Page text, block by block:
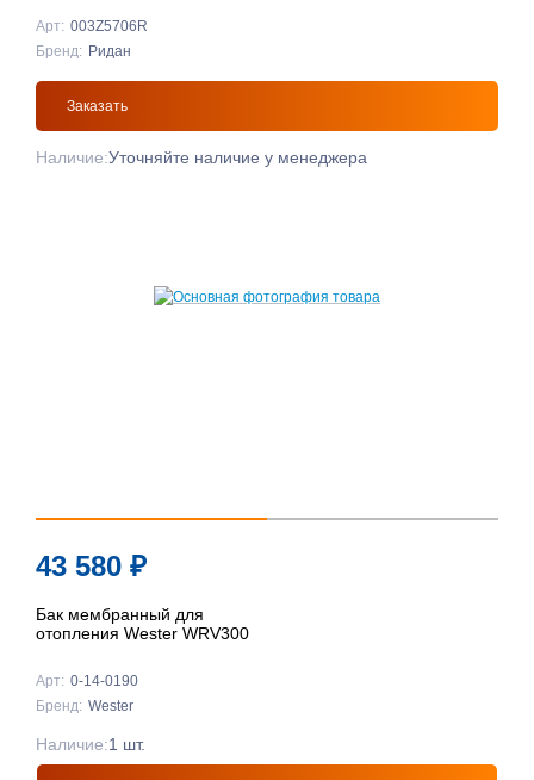
Арт: 003Z5706R
Бренд: Ридан
Заказать
Наличие:Уточняйте наличие у менеджера
43 580 ₽
Бак мембранный для
отопления Wester WRV300
Арт: 0-14-0190
Бренд: Wester
Наличие:1 шт.